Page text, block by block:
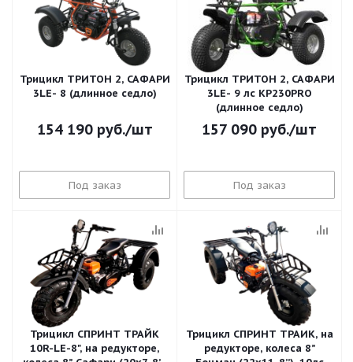
Трицикл ТРИТОН 2, САФАРИ
3LЕ- 8 (длинное седло)
154 190руб./шт
Под заказ
Трицикл ТРИТОН 2, САФАРИ
3LЕ- 9 лс KP230PRO
(длинное седло)
157 090 руб./шт
Под заказ
Трицикл СПРИНТ ТРАЙК
10R-LE-8", на редукторе,
Трицикл СПРИНТ ТРАЙК, на
редукторе, колеса 8”